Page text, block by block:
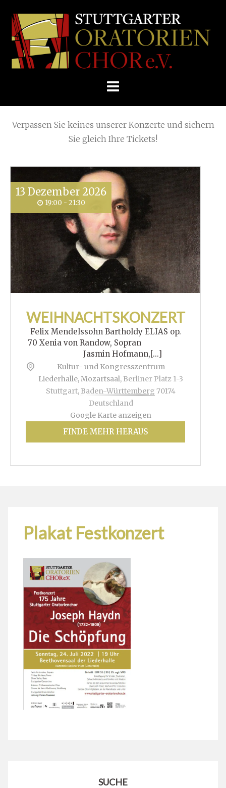
Skip
E.V.
Home Plakat Festkonzert » Plakat Festkonzert
Verpassen Sie keines unserer Konzerte und sichern
Sie gleich Ihre Tickets!
13 Dezember 2026
19:00 - 21:30
WEIHNACHTSKONZERT
Felix Mendelssohn Bartholdy ELIAS op.
70 Xenia von Randow, Sopran
Jasmin Hofmann,[...]
Kultur- und Kongresszentrum
Liederhalle, Mozartsaal, Berliner Platz 1-3
Stuttgart, Baden-Württemberg 70174
Deutschland
Google Karte anzeigen
FINDE MEHR HERAUS
Plakat Festkonzert
SUCHE